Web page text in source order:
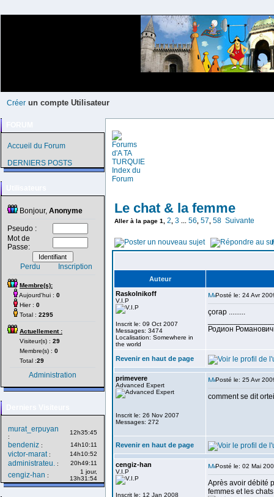
Créer un compte Utilisateur
Accueil du Forum
DERNIERS POSTS
Bonjour, Anonyme
Pseudo :
Mot de
Passe:
Perdu Inscription
Membre(s):
Aujourd'hui : 0
Hier : 0
Total : 2295
Actuellement :
Visiteur(s) : 29
Membre(s) : 0
Total :29
Administration
murat_erpuyan
:
12h35:45
bendeniz : 14h10:11
victor-marat: 14h10:52
administrateu. : 20h49:11
cengiz-han :
1 jour,
13h31:54
Le chat & la femme
Aller à la page 1 2 3 56 57 58 Suivante
Auteur
Raskolnikoff
V.I.P
Inscrit le: 09 Oct 2007
Messages: 3474
Localisation: Somewhere in
the world
Posté le: 24 Avr
çorap .........
Родион
Revenir en haut de page
primevere
Advanced Expert
Inscrit le: 26 Nov 2007
Messages: 272
Posté le: 25 Avr
comment se dit
Revenir en haut de page
cengiz-han
V.I.P
Inscrit le: 12 Jan 2008
Posté le: 02 Mai
Après avoir débité
femmes et les